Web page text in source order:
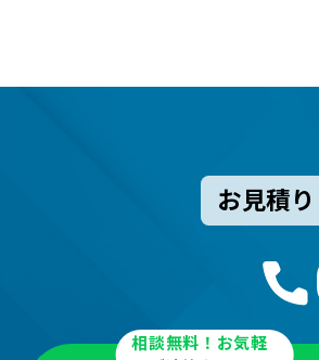
お見積り
相談無料！お気軽